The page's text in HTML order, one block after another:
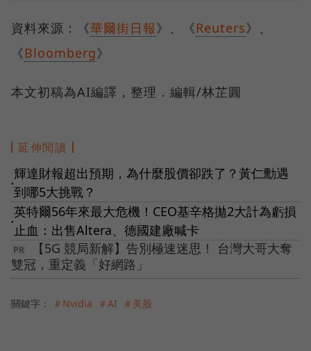
資料來源：《華爾街日報》、《Reuters》、
《Bloomberg》
本文初稿為AI編譯，整理．編輯/林芷圓
延伸閱讀
●
輝達財報超出預期，為什麼股價卻跌了？黃仁勳遇
到哪5大挑戰？
●
英特爾56年來最大危機！CEO基辛格拋2大計為虧損
止血：出售Altera、德國建廠喊卡
【5G 競局新解】告別極速迷思！ 台灣大哥大奪
雙冠，重定義「好網路」
關鍵字： ＃Nvidia ＃AI ＃美股